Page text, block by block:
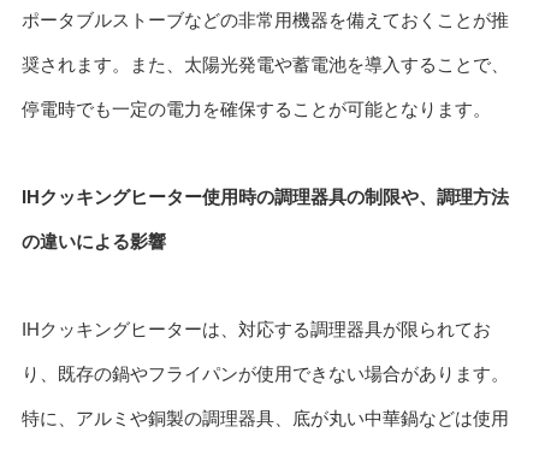
ポータブルストーブなどの非常用機器を備えておくことが推
奨されます。また、太陽光発電や蓄電池を導入することで、
停電時でも一定の電力を確保することが可能となります。
IHクッキングヒーター使用時の調理器具の制限や、調理方法
の違いによる影響
IHクッキングヒーターは、対応する調理器具が限られてお
り、既存の鍋やフライパンが使用できない場合があります。
特に、アルミや銅製の調理器具、底が丸い中華鍋などは使用